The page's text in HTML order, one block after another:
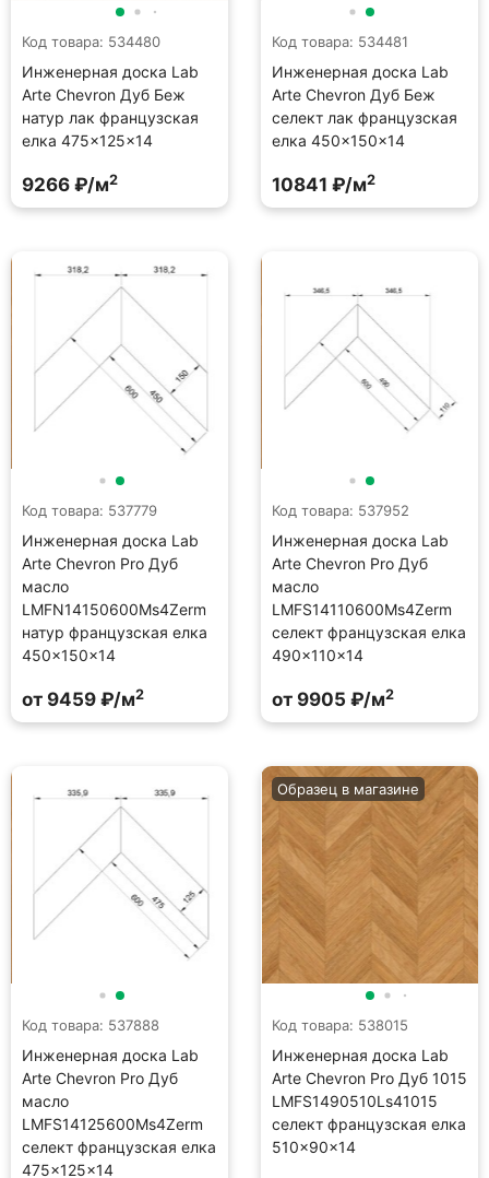
Код товара: 534480
Инженерная доска Lab
Arte Chevron Дуб Беж
натур лак французская
елка 475×125×14
9266 ₽/м2
Код товара: 534481
Инженерная доска Lab
Arte Chevron Дуб Беж
селект лак французская
елка 450×150×14
10841 ₽/м2
Код товара: 537779
Инженерная доска Lab
Arte Chevron Pro Дуб
масло
LMFN14150600Ms4Zerm
натур французская елка
450×150×14
от 9459 ₽/м2
Код товара: 537952
Инженерная доска Lab
Arte Chevron Pro Дуб
масло
LMFS14110600Ms4Zerm
селект французская елка
490×110×14
от 9905 ₽/м2
Код товара: 537888
Инженерная доска Lab
Arte Chevron Pro Дуб
масло
LMFS14125600Ms4Zerm
селект французская елка
475×125×14
Код товара: 538015
Инженерная доска Lab
Arte Chevron Pro Дуб 1015
LMFS1490510Ls41015
селект французская елка
510×90×14
Образец в магазине